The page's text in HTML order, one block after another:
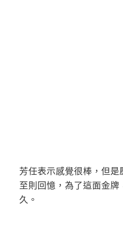
芳任表示感覺很棒，但
至則回憶，為了這面金
久。